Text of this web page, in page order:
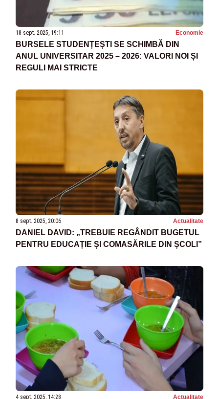
18 sept. 2025, 19:11 Economie
BURSELE STUDENȚEȘTI SE SCHIMBĂ DIN
ANUL UNIVERSITAR 2025 – 2026: VALORI NOI ȘI
REGULI MAI STRICTE
8 sept. 2025, 20:06 Actualitate
DANIEL DAVID: „TREBUIE REGÂNDIT BUGETUL
PENTRU EDUCAȚIE ȘI COMASĂRILE DIN ȘCOLI”
4 sept. 2025, 14:28 Actualitate